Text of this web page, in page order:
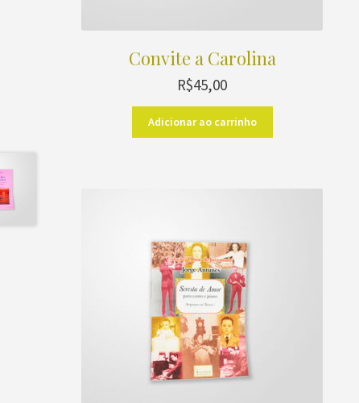
Convite a Carolina
R$45,00
Adicionar ao carrinho